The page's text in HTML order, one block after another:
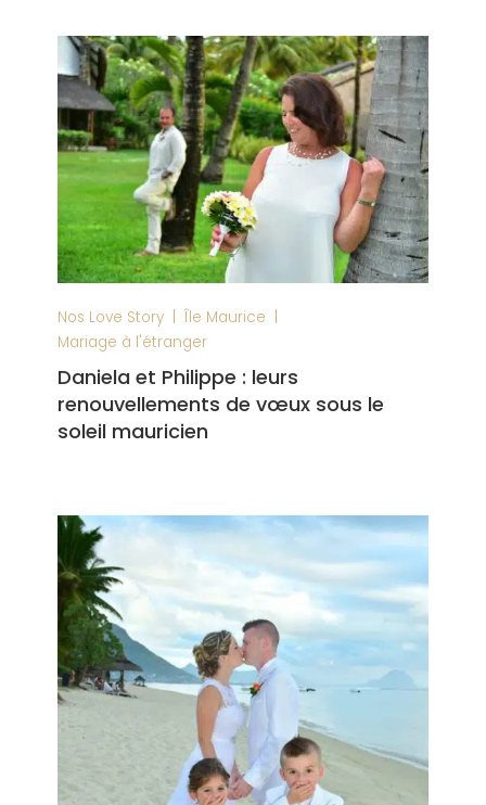
Nos Love Story Île Maurice
Mariage à l'étranger
Daniela et Philippe : leurs
renouvellements de vœux sous le
soleil mauricien